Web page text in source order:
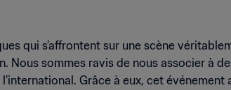
qui s’affrontent sur une scène
Nous sommes ravis de nous associer à
Grâce à eux, cet événement